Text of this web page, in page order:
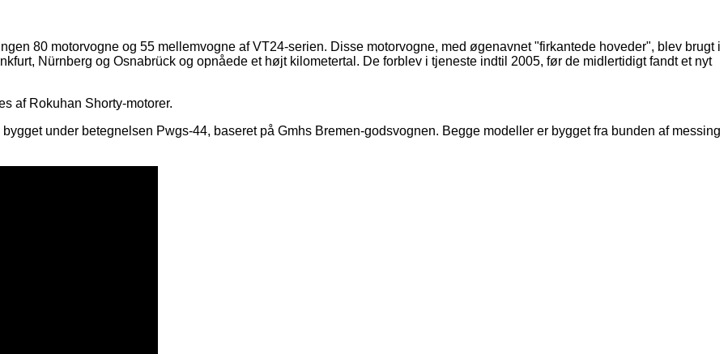
80 motorvogne og 55 mellemvogne af VT24-serien. Disse motorvogne, med øgenavnet "firkantede hoveder", blev brugt i
Nürnberg og Osnabrück og opnåede et højt kilometertal. De forblev i tjeneste indtil 2005, før de midlertidigt fandt et nyt
af Rokuhan Shorty-motorer.
under betegnelsen Pwgs-44, baseret på Gmhs Bremen-godsvognen. Begge modeller er bygget fra bunden af ​​messing